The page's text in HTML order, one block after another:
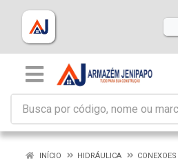
INÍCIO HIDRÁULICA
CONEXOES